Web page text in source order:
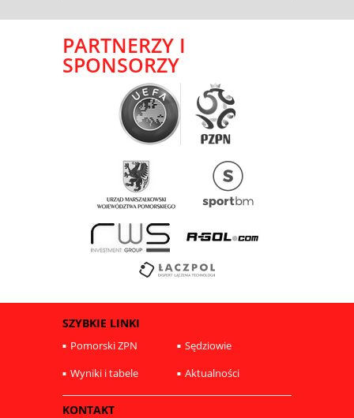
PARTNERZY I
SPONSORZY
SZYBKIE LINKI
Pomorski ZPN
Sędziowie
Wyniki i tabele
Aktualności
KONTAKT